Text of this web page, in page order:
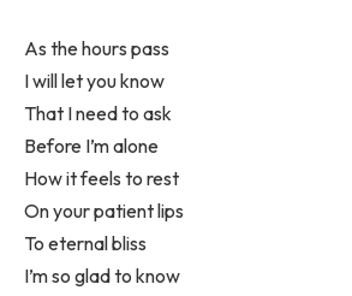
As the hours pass
I will let you know
That I need to ask
Before I’m alone
How it feels to rest
On your patient lips
To eternal bliss
I’m so glad to know